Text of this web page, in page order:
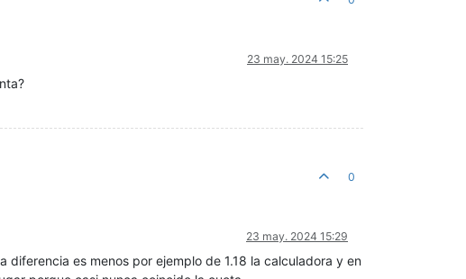
23 may. 2024 15:25
0
23 may. 2024 15:29
diferencia es menos por ejemplo de 1.18 la calculadora y en